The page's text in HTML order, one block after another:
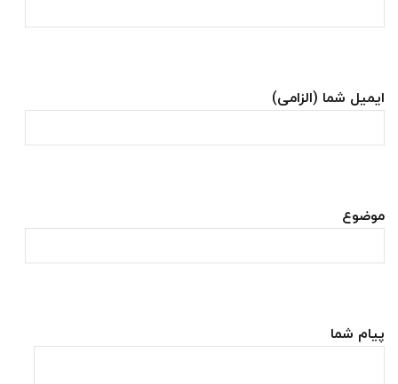
ایمیل شما (الزامی)
موضوع
پیام شما